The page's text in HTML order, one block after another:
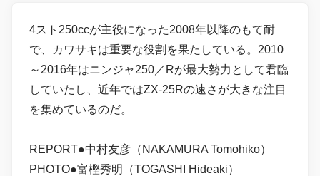
4スト250ccが主役になった2008年以降のもて耐
で、カワサキは重要な役割を果たしている。2010
～2016年はニンジャ250／Rが最大勢力として君臨
していたし、近年ではZX-25Rの速さが大きな注目
を集めているのだ。
REPORT●中村友彦（NAKAMURA Tomohiko）
PHOTO●富樫秀明（TOGASHI Hideaki）